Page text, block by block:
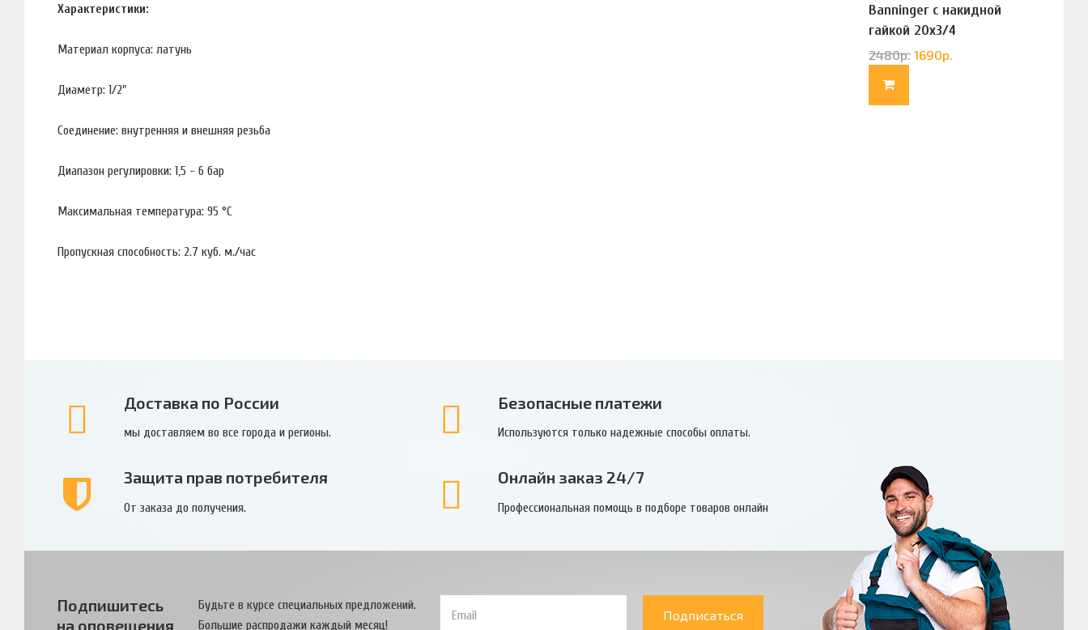
Характеристики:
Материал корпуса: латунь
Диаметр: 1/2"
Соединение: внутренняя и внешняя резьба
Диапазон регулировки: 1,5 - 6 бар
Максимальная температура: 95 °С
Пропускная способность: 2.7 куб. м./час
Banninger с накидной
гайкой 20х3/4
(G83322020)
2480р. 1690р.
Доставка по России
мы доставляем во все города и регионы.
Безопасные платежи
Используются только надежные способы оплаты.
Защита прав потребителя
От заказа до получения.
Онлайн заказ 24/7
Профессиональная помощь в подборе товаров онлайн
Подпишитесь
на оповещения
Будьте в курсе специальных предложений.
Большие распродажи каждый месяц!
Подписаться